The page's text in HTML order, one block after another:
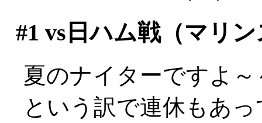
#1 vs日ハム戦（マリ
夏のナイターですよ
という訳で連休もあ